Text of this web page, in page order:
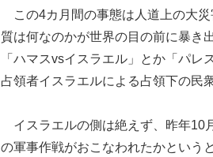
この4カ月間の事態は人道上の大
質は何なのかが世界の目の前に暴き
「ハマスvsイスラエル」とか「パレ
占領者イスラエルによる占領下の民
イスラエルの側は絶えず、昨年10
の軍事作戦がおこなわれたかという